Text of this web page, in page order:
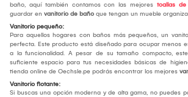
baño, aquí también contamos con las mejores toallas
guardar en vanitorio de baño que tengan un mueble
Vanitorio pequeño:
Para aquellos hogares con baños más pequeños, un
perfecta. Este producto está diseñado para ocupar menos
a la funcionalidad. A pesar de su tamaño compacto, este
suficiente espacio para tus necesidades básicas de
tienda online de Oechsle.pe podrás encontrar los mejores
Vanitorio flotante:
Si buscas una opción moderna y de alta gama, no puedes